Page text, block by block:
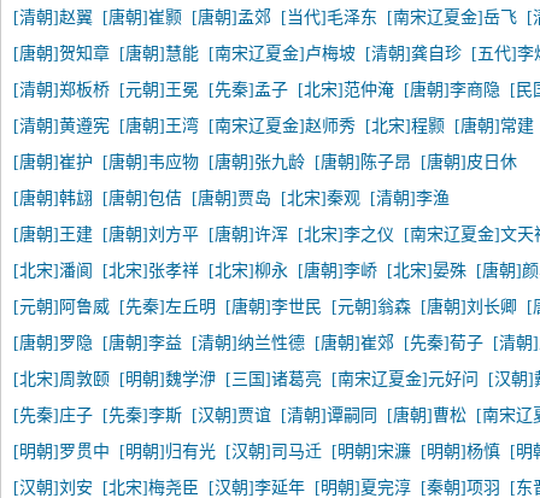
[清朝]赵翼
[唐朝]崔颢 [唐朝]孟郊 [当代]毛泽东 [南宋辽夏金]岳飞
[
[唐朝]贺知章
[唐朝]慧能 [南宋辽夏金]卢梅坡 [清朝]龚自珍
[五代]李
[清朝]郑板桥
[元朝]王冕 [先秦]孟子 [北宋]范仲淹 [唐朝]李商隐
[民
[清朝]黄遵宪
[唐朝]王湾 [南宋辽夏金]赵师秀 [北宋]程颢
[唐朝]常建
[唐朝]崔护
[唐朝]韦应物 [唐朝]张九龄 [唐朝]陈子昂
[唐朝]皮日休
[唐朝]韩翃
[唐朝]包佶 [唐朝]贾岛 [北宋]秦观
[清朝]李渔
[唐朝]王建
[唐朝]刘方平 [唐朝]许浑 [北宋]李之仪
[南宋辽夏金]文天
[北宋]潘阆
[北宋]张孝祥 [北宋]柳永 [唐朝]李峤 [北宋]晏殊
[唐朝]
[元朝]阿鲁威
[先秦]左丘明 [唐朝]李世民 [元朝]翁森 [唐朝]刘长卿
[
[唐朝]罗隐
[唐朝]李益 [清朝]纳兰性德 [唐朝]崔郊 [先秦]荀子
[清朝
[北宋]周敦颐
[明朝]魏学洢 [三国]诸葛亮 [南宋辽夏金]元好问
[汉朝]
[先秦]庄子
[先秦]李斯 [汉朝]贾谊 [清朝]谭嗣同 [唐朝]曹松
[南宋辽
[明朝]罗贯中
[明朝]归有光 [汉朝]司马迁 [明朝]宋濂 [明朝]杨慎
[明
[汉朝]刘安
[北宋]梅尧臣 [汉朝]李延年 [明朝]夏完淳 [秦朝]项羽
[东